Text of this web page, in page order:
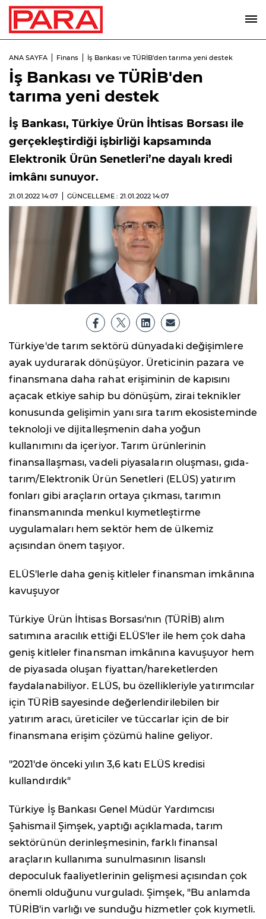
ANA SAYFA Finans İş Bankası ve TÜRİB'den tarıma yeni destek
İş Bankası ve TÜRİB'den
tarıma yeni destek
İş Bankası, Türkiye Ürün İhtisas Borsası ile
gerçekleştirdiği işbirliği kapsamında
Elektronik Ürün Senetleri’ne dayalı kredi
imkânı sunuyor.
21.01.2022 14:07 GÜNCELLEME : 21.01.2022 14:07
Türkiye'de tarım sektörü dünyadaki değişimlere
ayak uydurarak dönüşüyor. Üreticinin pazara ve
finansmana daha rahat erişiminin de kapısını
açacak etkiye sahip bu dönüşüm, zirai teknikler
konusunda gelişimin yanı sıra tarım ekosisteminde
teknoloji ve dijitalleşmenin daha yoğun
kullanımını da içeriyor. Tarım ürünlerinin
finansallaşması, vadeli piyasaların oluşması, gıda-
tarım/Elektronik Ürün Senetleri (ELÜS) yatırım
fonları gibi araçların ortaya çıkması, tarımın
finansmanında menkul kıymetleştirme
uygulamaları hem sektör hem de ülkemiz
açısından önem taşıyor.
ELÜS'lerle daha geniş kitleler finansman imkânına
kavuşuyor
Türkiye Ürün İhtisas Borsası'nın (TÜRİB) alım
satımına aracılık ettiği ELÜS'ler ile hem çok daha
geniş kitleler finansman imkânına kavuşuyor hem
de piyasada oluşan fiyattan/hareketlerden
faydalanabiliyor. ELÜS, bu özellikleriyle yatırımcılar
için TÜRİB sayesinde değerlendirilebilen bir
yatırım aracı, üreticiler ve tüccarlar için de bir
finansmana erişim çözümü haline geliyor.
"2021'de önceki yılın 3,6 katı ELÜS kredisi
kullandırdık"
Türkiye İş Bankası Genel Müdür Yardımcısı
Şahismail Şimşek, yaptığı açıklamada, tarım
sektörünün derinleşmesinin, farklı finansal
araçların kullanıma sunulmasının lisanslı
depoculuk faaliyetlerinin gelişmesi açısından çok
önemli olduğunu vurguladı. Şimşek, "Bu anlamda
TÜRİB'in varlığı ve sunduğu hizmetler çok kıymetli.